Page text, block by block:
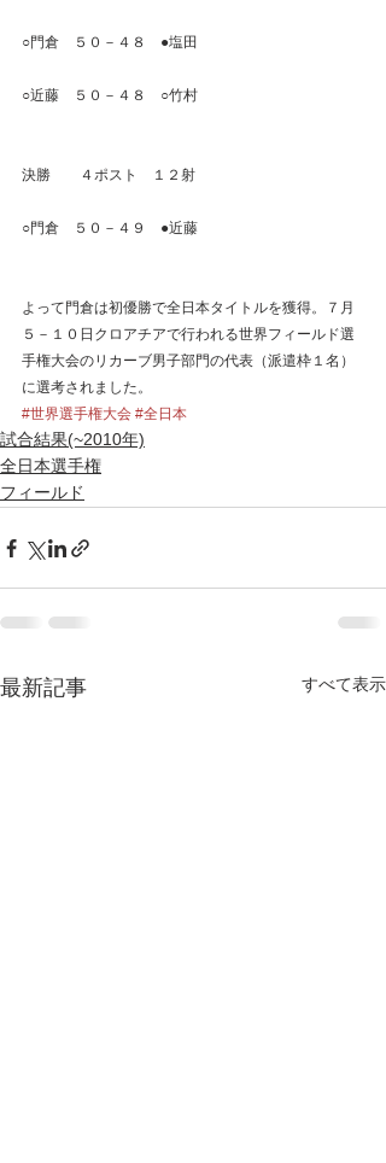
○門倉　５０－４８　●塩田
○近藤　５０－４８　○竹村
決勝　　４ポスト　１２射
○門倉　５０－４９　●近藤
よって門倉は初優勝で全日本タイトルを獲得。７月
５－１０日クロアチアで行われる世界フィールド選
手権大会のリカーブ男子部門の代表（派遣枠１名）
に選考されました。
#世界選手権大会 #全日本
試合結果(~2010年)
全日本選手権
フィールド
最新記事 すべて表示